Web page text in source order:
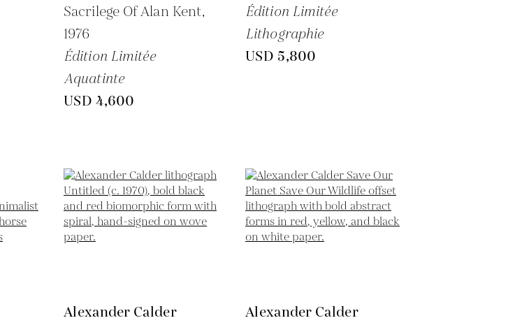
Sacrilege Of Alan Kent,
1976
Édition Limitée
Aquatinte
USD 4,600
Édition Limitée
Lithographie
USD 5,800
Alexander Calder
Alexander Calder